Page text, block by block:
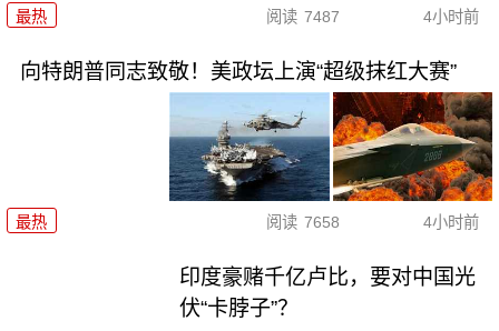
最热 阅读 7487 4小时前
向特朗普同志致敬！美政坛上演“超级抹红大赛”
最热 阅读 7658 4小时前
印度豪赌千亿卢比，要对中国光
伏“卡脖子”？